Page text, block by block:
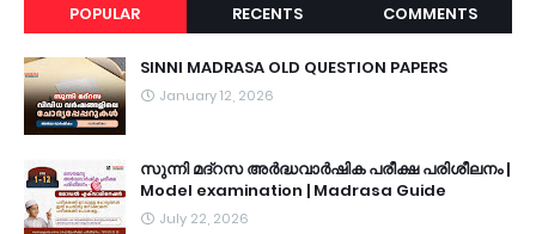
POPULAR RECENTS COMMENTS
SINNI MADRASA OLD QUESTION PAPERS
January 12, 2026
സുന്നി മദ്റസ അർദ്ധവാർഷിക പരീക്ഷ പരിശീലനം |
Model examination | Madrasa Guide
July 22, 2026